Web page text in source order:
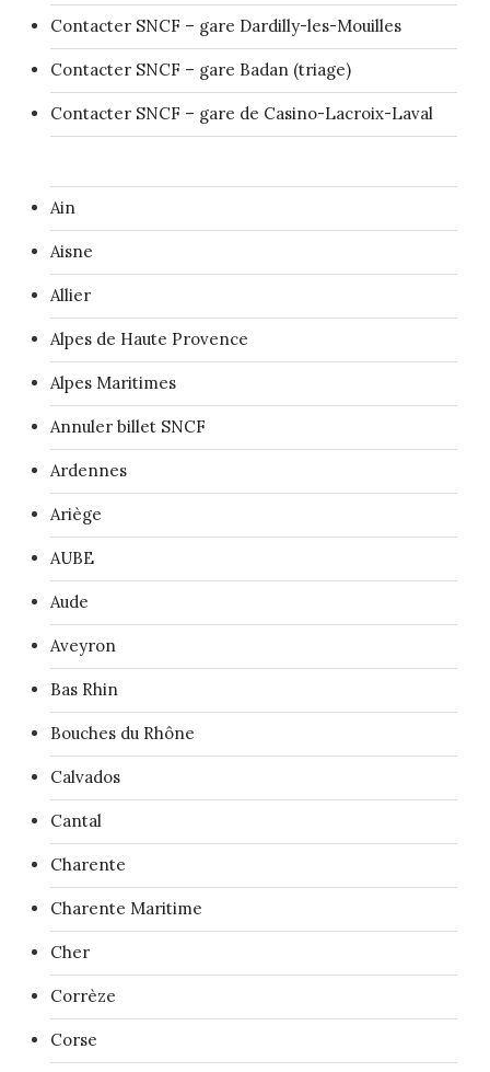
Contacter SNCF – gare Dardilly-les-Mouilles
Contacter SNCF – gare Badan (triage)
Contacter SNCF – gare de Casino-Lacroix-Laval
Ain
Aisne
Allier
Alpes de Haute Provence
Alpes Maritimes
Annuler billet SNCF
Ardennes
Ariège
AUBE
Aude
Aveyron
Bas Rhin
Bouches du Rhône
Calvados
Cantal
Charente
Charente Maritime
Cher
Corrèze
Corse